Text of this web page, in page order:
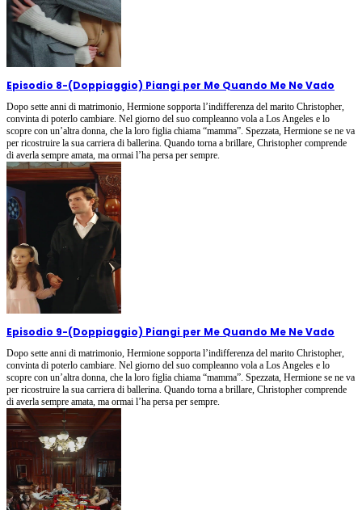
Episodio 8-(Doppiaggio) Piangi per Me Quando Me Ne Vado
Dopo sette anni di matrimonio, Hermione sopporta l’indifferenza del marito Christopher,
convinta di poterlo cambiare. Nel giorno del suo compleanno vola a Los Angeles e lo
scopre con un’altra donna, che la loro figlia chiama “mamma”. Spezzata, Hermione se ne va
per ricostruire la sua carriera di ballerina. Quando torna a brillare, Christopher comprende
di averla sempre amata, ma ormai l’ha persa per sempre.
Episodio 9-(Doppiaggio) Piangi per Me Quando Me Ne Vado
Dopo sette anni di matrimonio, Hermione sopporta l’indifferenza del marito Christopher,
convinta di poterlo cambiare. Nel giorno del suo compleanno vola a Los Angeles e lo
scopre con un’altra donna, che la loro figlia chiama “mamma”. Spezzata, Hermione se ne va
per ricostruire la sua carriera di ballerina. Quando torna a brillare, Christopher comprende
di averla sempre amata, ma ormai l’ha persa per sempre.